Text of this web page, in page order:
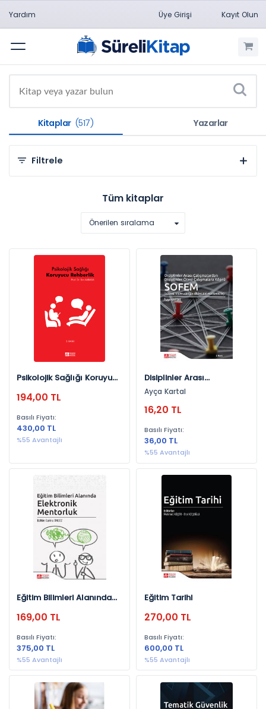
Yardım Üye Girişi Kayıt Olun
Menü
Kitaplar (517) Yazarlar
Filtrele
Sosyal ve Beşeri Bilimler (507)
Doğa Bilimleri (5)
Üniversite Yayınları (1)
Konulara Göre
Yayınevlerine Göre
Anı Yayıncılık (212)
Pegem Akademi Yayıncılık (180)
Gazi Kitabevi (26)
Yeni İnsan Yayınevi (25)
Siyasal Kitabevi (11)
Palme Yayınevi (9)
Ekin Yayınevi (9)
Astana Yayınları (6)
Necmettin Erbakan Üniversitesi Yayınları (5)
Phoenix Yayınevi (3)
Yıllara Göre
2020 (131)
2021 (74)
Tüm kitaplar
Önerilen sıralama
Psikolojik Sağlığı Koruyucu
194,00 TL
Basılı Fiyatı:
430,00 TL
%55 Avantajlı
Disiplinler Arası
Çalışmalardan Disiplinler
Ötesi Çalışmalara Köprü:
Sofem
Ayça Kartal
16,20 TL
Basılı Fiyatı:
36,00 TL
%55 Avantajlı
Eğitim Bilimleri Alanında
169,00 TL
Basılı Fiyatı:
375,00 TL
%55 Avantajlı
Eğitim Tarihi
270,00 TL
Basılı Fiyatı:
600,00 TL
%55 Avantajlı